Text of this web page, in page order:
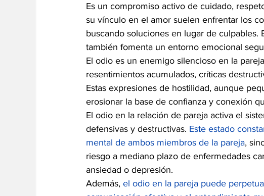
Es un compromiso activo de cuidado,
su vínculo en el amor suelen enfrentar los
buscando soluciones en lugar de
también fomenta un entorno emocional
El odio es un enemigo silencioso en la
resentimientos acumulados, críticas
Estas expresiones de hostilidad, aunque
erosionar la base de confianza y conexión
El odio en la relación de pareja activa el
defensivas y destructivas. Este estado
mental de ambos miembros de la pareja,
riesgo a mediano plazo de enfermedades
ansiedad o depresión.
Además, el odio en la pareja puede